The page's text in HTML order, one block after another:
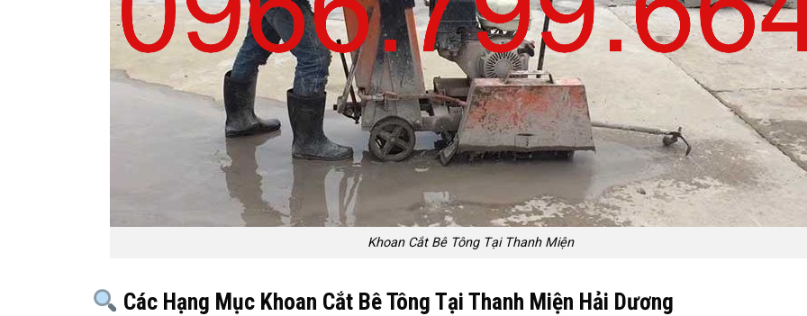
Khoan Cắt Bê Tông Tại Thanh Miện
Các Hạng Mục Khoan Cắt Bê Tông Tại Thanh Miện Hải Dương